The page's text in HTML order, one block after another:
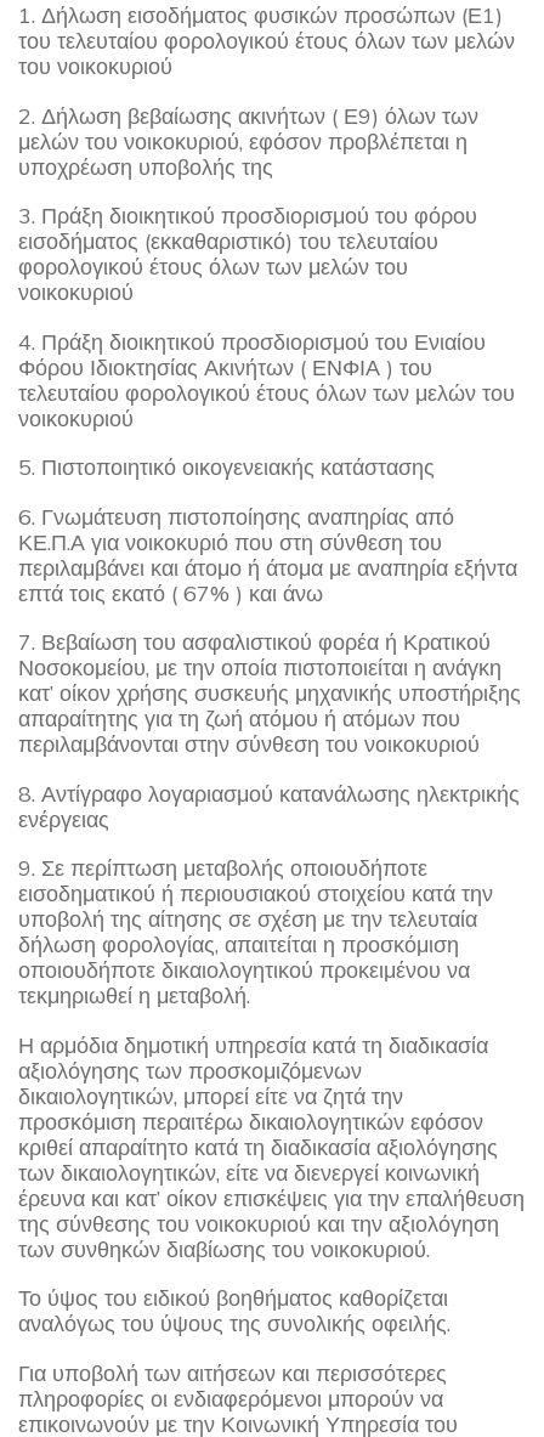
1. Δήλωση εισοδήματος φυσικών προσώπων (Ε1)
του τελευταίου φορολογικού έτους όλων των μελών
του νοικοκυριού
2. Δήλωση βεβαίωσης ακινήτων ( Ε9) όλων των
μελών του νοικοκυριού, εφόσον προβλέπεται η
υποχρέωση υποβολής της
3. Πράξη διοικητικού προσδιορισμού του φόρου
εισοδήματος (εκκαθαριστικό) του τελευταίου
φορολογικού έτους όλων των μελών του
νοικοκυριού
4. Πράξη διοικητικού προσδιορισμού του Ενιαίου
Φόρου Ιδιοκτησίας Ακινήτων ( ΕΝΦΙΑ ) του
τελευταίου φορολογικού έτους όλων των μελών του
νοικοκυριού
5. Πιστοποιητικό οικογενειακής κατάστασης
6. Γνωμάτευση πιστοποίησης αναπηρίας από
ΚΕ.Π.Α για νοικοκυριό που στη σύνθεση του
περιλαμβάνει και άτομο ή άτομα με αναπηρία εξήντα
επτά τοις εκατό ( 67% ) και άνω
7. Βεβαίωση του ασφαλιστικού φορέα ή Κρατικού
Νοσοκομείου, με την οποία πιστοποιείται η ανάγκη
κατ’ οίκον χρήσης συσκευής μηχανικής υποστήριξης
απαραίτητης για τη ζωή ατόμου ή ατόμων που
περιλαμβάνονται στην σύνθεση του νοικοκυριού
8. Αντίγραφο λογαριασμού κατανάλωσης ηλεκτρικής
ενέργειας
9. Σε περίπτωση μεταβολής οποιουδήποτε
εισοδηματικού ή περιουσιακού στοιχείου κατά την
υποβολή της αίτησης σε σχέση με την τελευταία
δήλωση φορολογίας, απαιτείται η προσκόμιση
οποιουδήποτε δικαιολογητικού προκειμένου να
τεκμηριωθεί η μεταβολή.
Η αρμόδια δημοτική υπηρεσία κατά τη διαδικασία
αξιολόγησης των προσκομιζόμενων
δικαιολογητικών, μπορεί είτε να ζητά την
προσκόμιση περαιτέρω δικαιολογητικών εφόσον
κριθεί απαραίτητο κατά τη διαδικασία αξιολόγησης
των δικαιολογητικών, είτε να διενεργεί κοινωνική
έρευνα και κατ’ οίκον επισκέψεις για την επαλήθευση
της σύνθεσης του νοικοκυριού και την αξιολόγηση
των συνθηκών διαβίωσης του νοικοκυριού.
Το ύψος του ειδικού βοηθήματος καθορίζεται
αναλόγως του ύψους της συνολικής οφειλής.
Για υποβολή των αιτήσεων και περισσότερες
πληροφορίες οι ενδιαφερόμενοι μπορούν να
επικοινωνούν με την Κοινωνική Υπηρεσία του